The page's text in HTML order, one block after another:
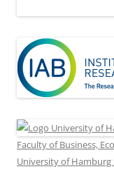
Faculty of Business,
University of Hamburg